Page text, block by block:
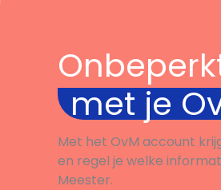
met je
Met het OvM account
en regel je welke
Meester.